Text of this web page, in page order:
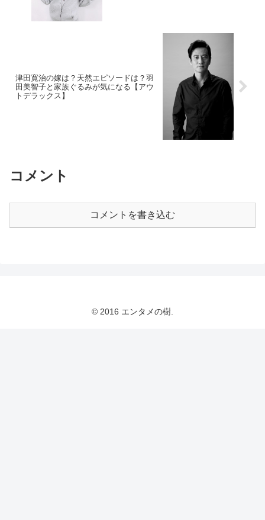
津田寛治の嫁は？天然エピソードは？羽
田美智子と家族ぐるみが気になる【アウ
トデラックス】
コメント
コメントを書き込む
© 2016 エンタメの樹.